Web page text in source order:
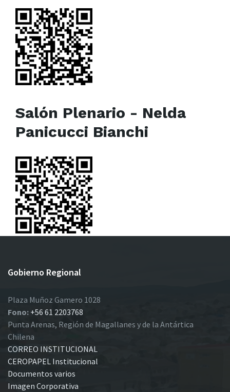
Salón Plenario - Nelda
Panicucci Bianchi
Gobierno Regional
Plaza Muñoz Gamero 1028
Fono: +56 61 2203768
Punta Arenas, Región de Magallanes y de la Antártica
Chilena
CORREO INSTITUCIONAL
CEROPAPEL Institucional
Documentos varios
Imagen Corporativa